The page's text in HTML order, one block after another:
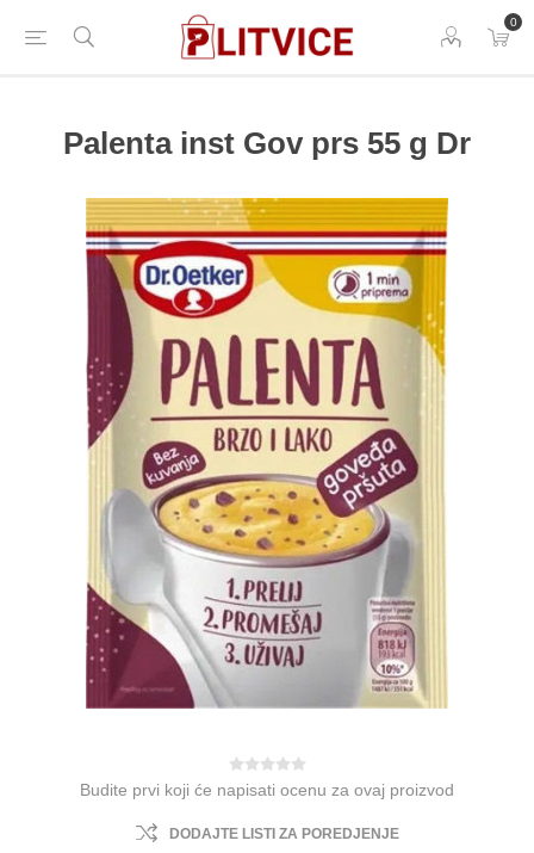
0
Palenta inst Gov prs 55 g Dr
Budite prvi koji će napisati ocenu za ovaj proizvod
DODAJTE LISTI ZA POREDJENJE